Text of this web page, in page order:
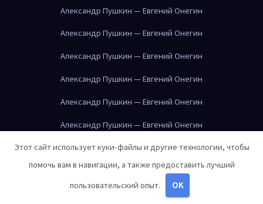
Александр Пушкин — Евгений Онегин
Александр Пушкин — Евгений Онегин
Александр Пушкин — Евгений Онегин
Александр Пушкин — Евгений Онегин
Александр Пушкин — Евгений Онегин
Александр Пушкин — Евгений Онегин
Александр Пушкин — Евгений Онегин
Александр Пушкин — Евгений Онегин
Александр Пушкин — Евгений Онегин
Этот сайт использует куки-файлы и другие технологии, чтобы
помочь вам в навигации, а также предоставить лучший
пользовательский опыт.
OK